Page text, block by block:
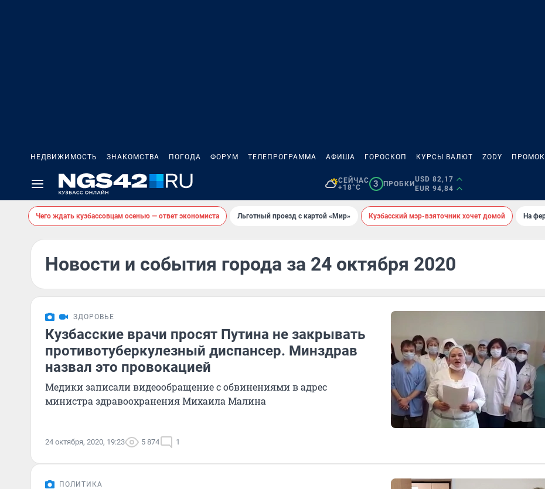
НЕДВИЖИМОСТЬ ЗНАКОМСТВА ПОГОДА ФОРУМ ТЕЛЕПРОГРАММА АФИША ГОРОСКОП КУРСЫ ВАЛЮТ ZODY
СЕЙЧАС
+18°C
3 ПРОБКИ
USD 82,17
EUR 94,84
Чего ждать кузбассовцам осенью — ответ экономиста Льготный проезд с картой «Мир» Кузбасский мэр-взяточник хочет домой На
Новости и события города за 24 октября 2020
ЗДОРОВЬЕ
Кузбасские врачи просят Путина не закрывать
противотуберкулезный диспансер. Минздрав
назвал это провокацией
Медики записали видеообращение с обвинениями в адрес
министра здравоохранения Михаила Малина
24 октября, 2020, 19:23 5 874 1
ПОЛИТИКА